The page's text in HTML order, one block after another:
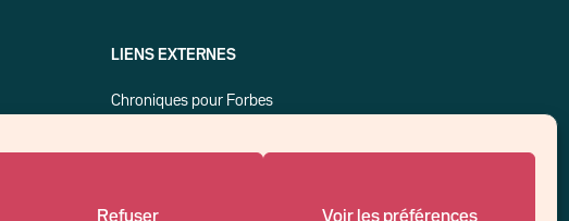
Refuser Voir les préférences
LIENS EXTERNES
Chroniques pour Forbes
Think tank